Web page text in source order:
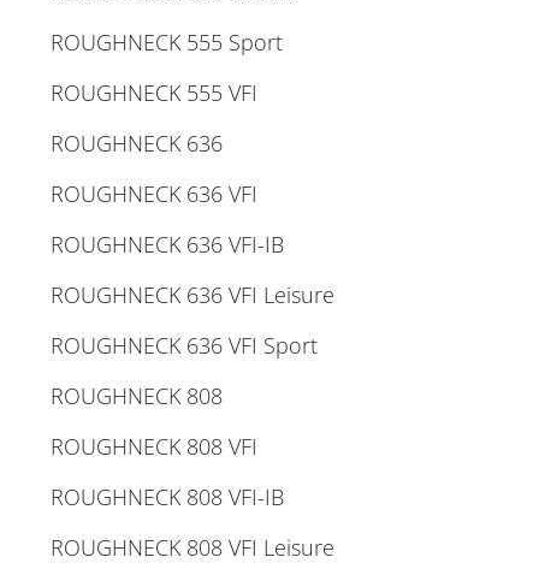
ROUGHNECK 555 Sport
ROUGHNECK 555 VFI
ROUGHNECK 636
ROUGHNECK 636 VFI
ROUGHNECK 636 VFI-IB
ROUGHNECK 636 VFI Leisure
ROUGHNECK 636 VFI Sport
ROUGHNECK 808
ROUGHNECK 808 VFI
ROUGHNECK 808 VFI-IB
ROUGHNECK 808 VFI Leisure